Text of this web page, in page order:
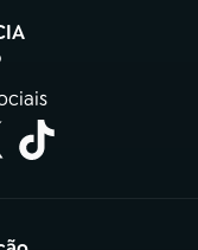
nova aba)